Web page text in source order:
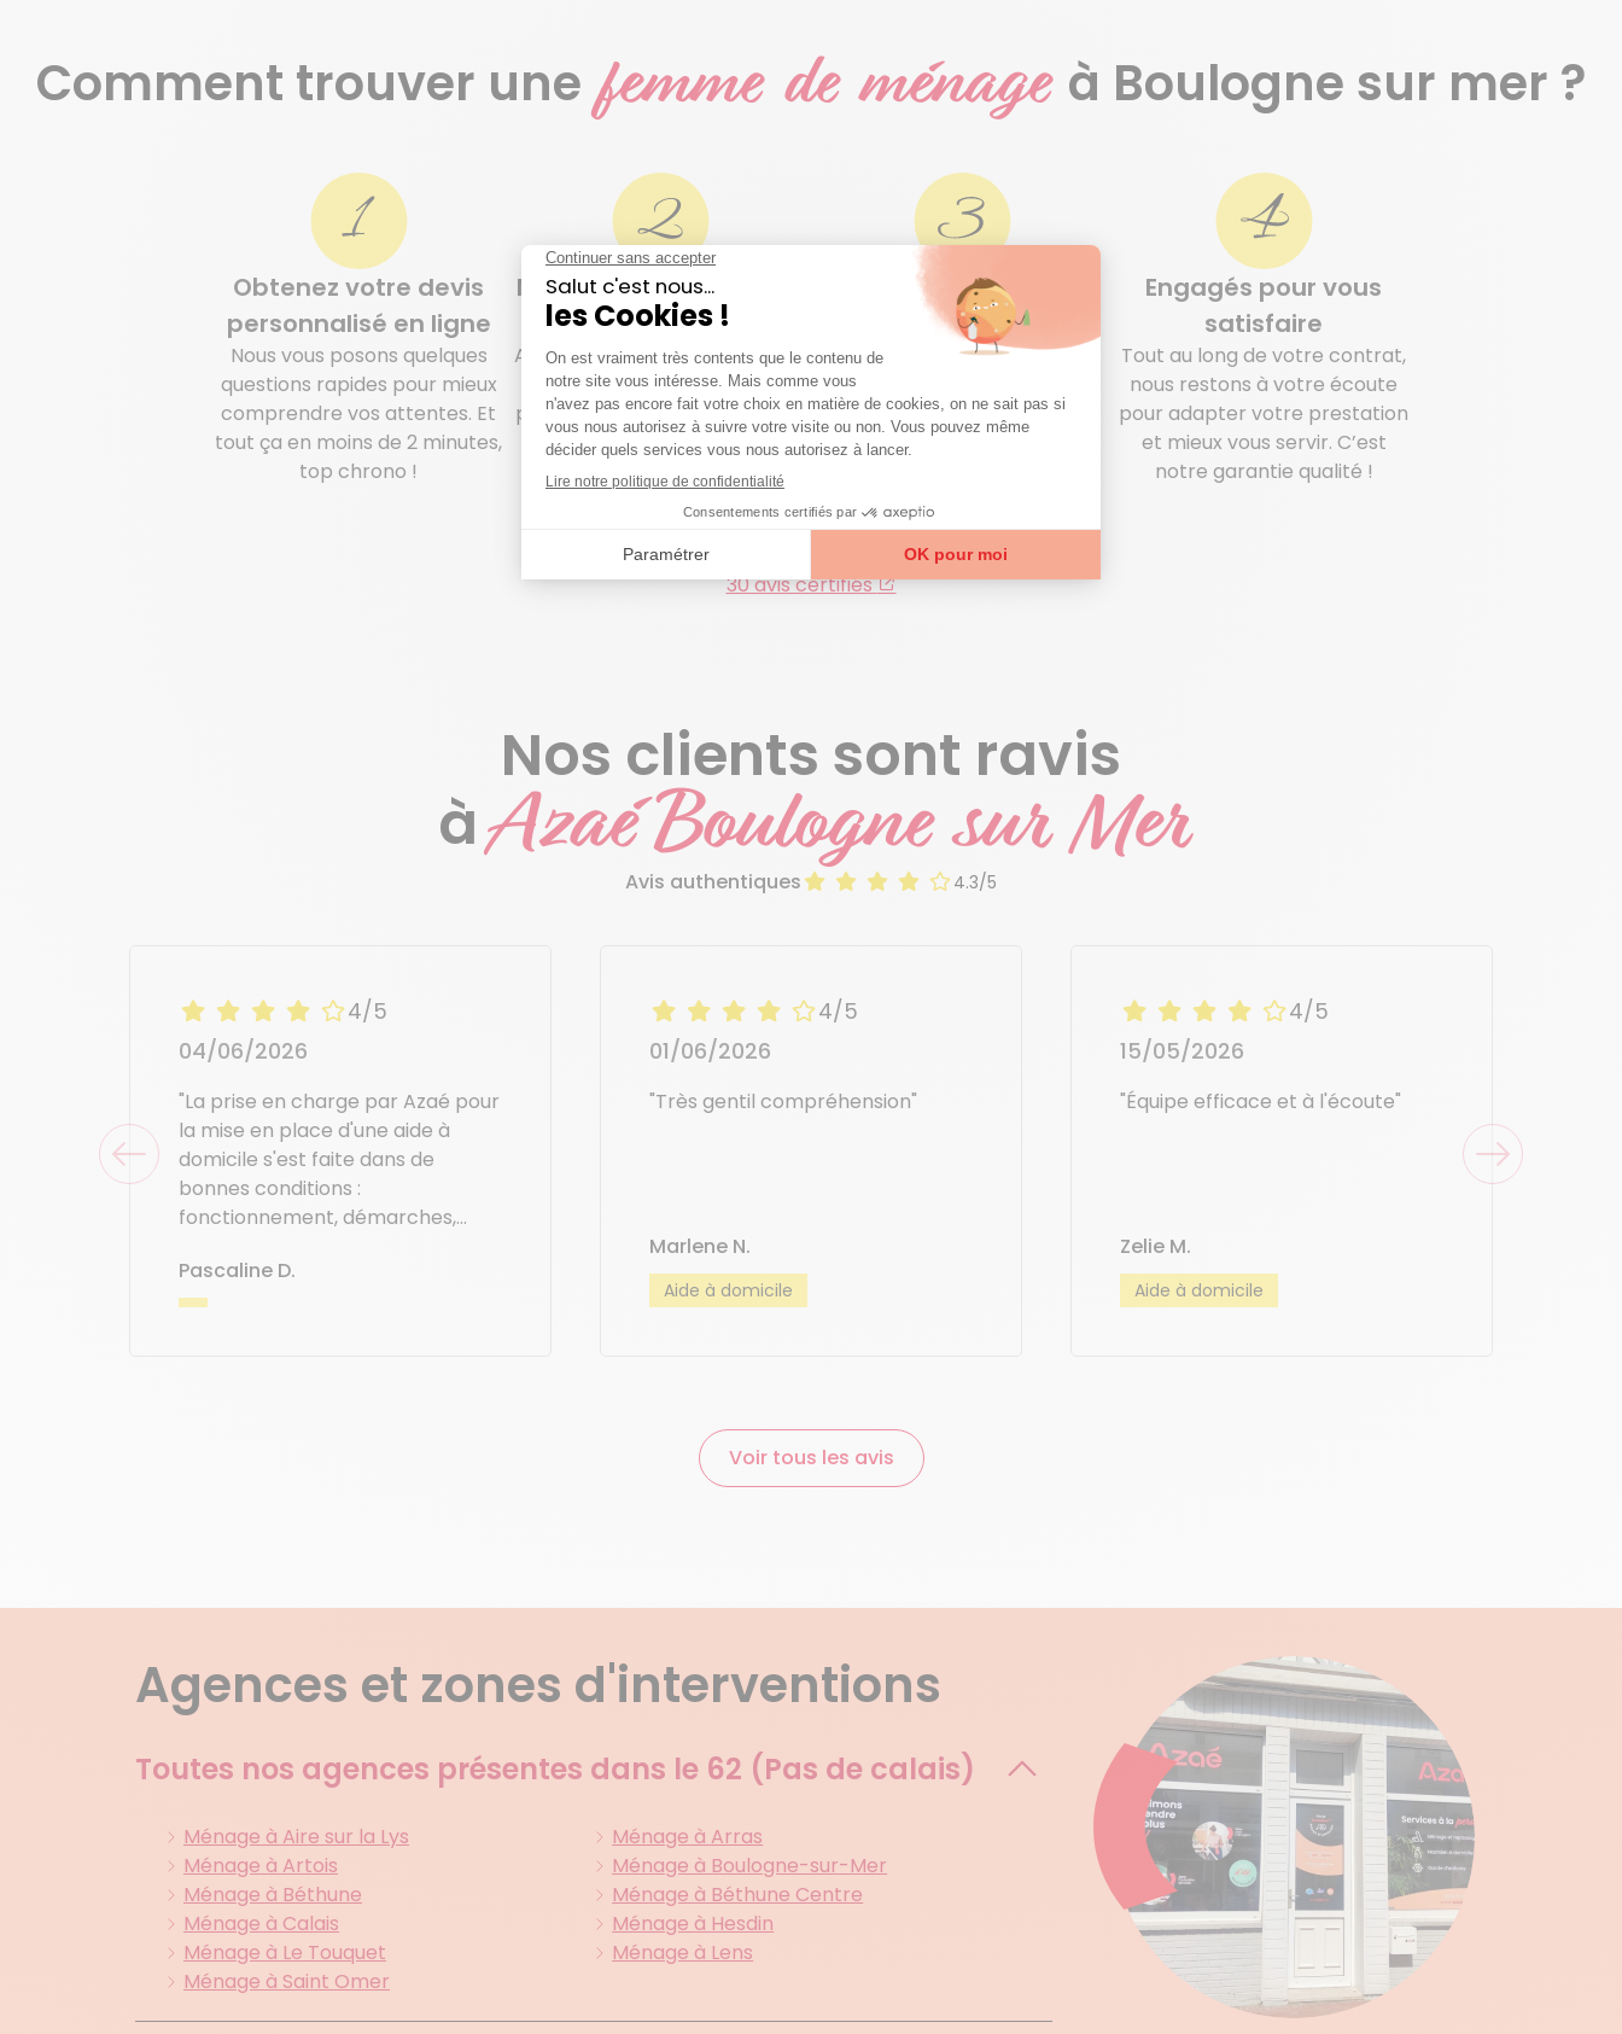
Comment trouver unefemme de ménage à Boulogne sur mer ?
Obtenez votre devis
personnalisé en ligne
Nous vous posons quelques
questions rapides pour mieux
comprendre vos attentes. Et
tout ça en moins de 2 minutes,
top chrono !
Nous échangeons pour
mieux vous connaitre
Azaé prend contact avec vous
et organise une visite
personnalisée à domicile. Nous
comprenons ainsi mieux vos
besoins et vos attentes.
Profitez, tout
simplement
Selon votre cadre de vie et
disponibilité on sélectionne
votre intervenant et
établissons un contrat sans
Engagés pour vous
satisfaire
Tout au long de votre contrat,
nous restons à votre écoute
pour adapter votre prestation
et mieux vous servir. C’est
notre garantie qualité !
Je prends contact
30 avis certifiés
Nos clients sont ravis
àAzaé Boulogne sur Mer
Avis authentiques 4.3/5
4/5
04/06/2026
"La prise en charge par Azaé pour
la mise en place d'une aide à
domicile s'est faite dans de
bonnes conditions :
fonctionnement, démarches,
intervenante...
Satisfaction, confiance entre
Pascaline D.
4/5
01/06/2026
"Très gentil compréhension"
Marlene N.
Aide à domicile
4/5
15/05/2026
"Équipe efficace et à l'écoute"
Zelie M.
Aide à domicile
Voir tous les avis
Agences et zones d'interventions
Toutes nos agences présentes dans le 62 (Pas de calais)
Ménage à Aire sur la Lys
Ménage à Arras
Ménage à Artois
Ménage à Boulogne-sur-Mer
Ménage à Béthune
Ménage à Béthune Centre
Ménage à Calais
Ménage à Hesdin
Ménage à Le Touquet
Ménage à Lens
Ménage à Saint Omer